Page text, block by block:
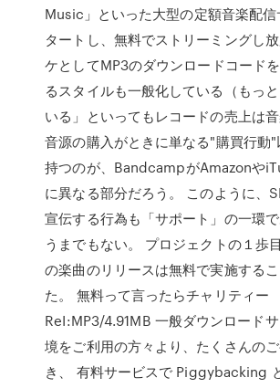
Music」といった大型の定額音楽配信
タートし、無料でストリーミングし
ケとしてMP3のダウンロードコード
るスタイルも一般化している（もっ
いる」といってもレコードの売上は
音源の購入がときに単なる"購買行動
持つのが、BandcampがAmazonや
に異なる部分だろう。 このように、
宣伝する行為も「サポート」の一環
うまでもない。 プロジェクトの１歩
の楽曲のリリースは無料で実施する
た。 無料って言ったらチャリティー
ReI:MP3/4.91MB 一般ダウンロード
境をご利用の方々より、たくさんの
き、 有料サービスで Piggybacking